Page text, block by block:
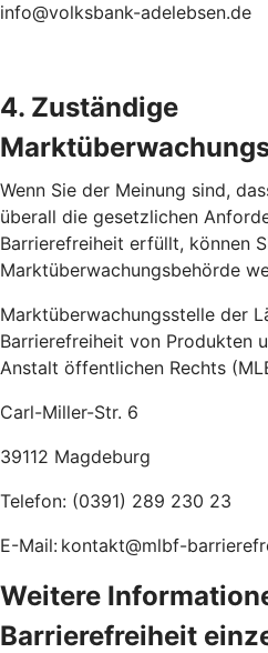
info@volksbank-adelebsen.de
4. Zuständige
Wenn Sie der Meinung sind,
überall die gesetzlichen
Barrierefreiheit erfüllt, können
Marktüberwachungsbehörde
Marktüberwachungsstelle der
Barrierefreiheit von Produkten
Anstalt öffentlichen Rechts
Carl-Miller-Str. 6
39112 Magdeburg
Telefon: (0391) 289 230 23
E-Mail: kontakt@mlbf-
Weitere
Barrierefreiheit